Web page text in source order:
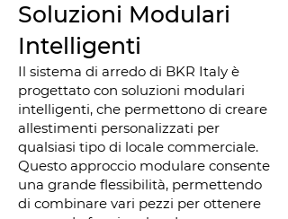
Soluzioni Modulari
Intelligenti
Il sistema di arredo di BKR Italy è
progettato con soluzioni modulari
intelligenti, che permettono di creare
allestimenti personalizzati per
qualsiasi tipo di locale commerciale.
Questo approccio modulare consente
una grande flessibilità, permettendo
di combinare vari pezzi per ottenere